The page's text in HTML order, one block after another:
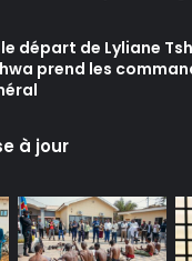
le départ de Lyliane
prend les
à jour